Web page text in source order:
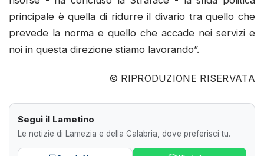
principale è quella di ridurre il divario tra quello che
prevede la norma e quello che accade nei servizi e
noi in questa direzione stiamo lavorando”.
© RIPRODUZIONE RISERVATA
Segui il Lametino
Le notizie di Lamezia e della Calabria, dove preferisci tu.